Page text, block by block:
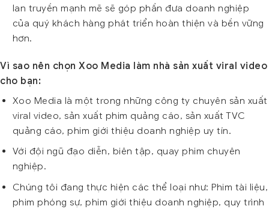
lan truyền mạnh mẽ sẽ góp phần đưa doanh nghiệp
của quý khách hàng phát triển hoàn thiện và bền vững
hơn.
Vì sao nên chọn Xoo Media làm nhà sản xuất viral video
cho bạn:
Xoo Media là một trong những công ty chuyên sản xuất
viral video, sản xuất phim quảng cáo, sản xuất TVC
quảng cáo, phim giới thiệu doanh nghiệp uy tín.
Với đội ngũ đạo diễn, biên tập, quay phim chuyên
nghiệp.
Chúng tôi đang thực hiện các thể loại như: Phim tài liệu,
phim phóng sự, phim giới thiệu doanh nghiệp, quy trình